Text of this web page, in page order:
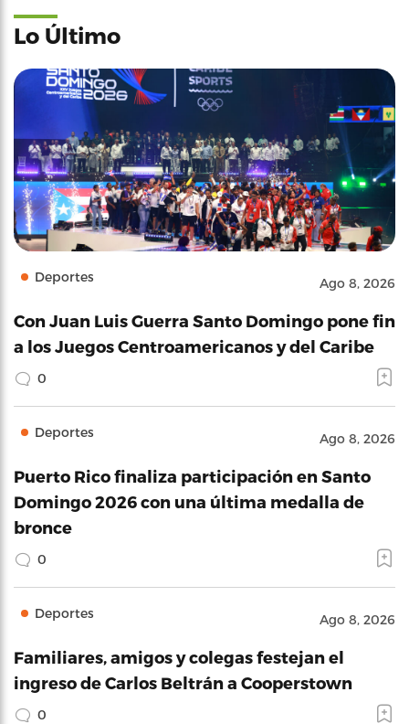
Lo Último
Deportes Ago 8, 2026
Con Juan Luis Guerra Santo Domingo pone fin
a los Juegos Centroamericanos y del Caribe
0
Deportes Ago 8, 2026
Puerto Rico finaliza participación en Santo
Domingo 2026 con una última medalla de
bronce
0
Deportes Ago 8, 2026
Familiares, amigos y colegas festejan el
ingreso de Carlos Beltrán a Cooperstown
0